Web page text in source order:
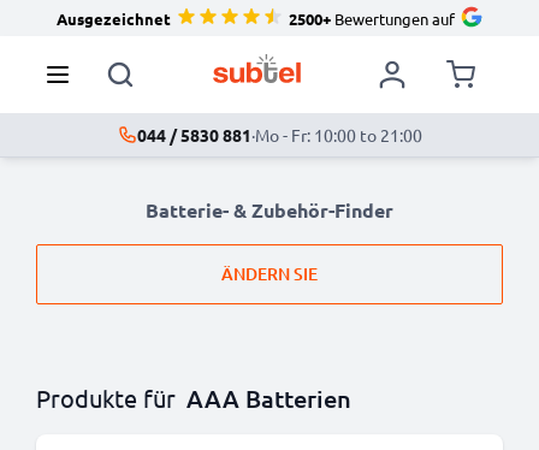
Ausgezeichnet 2500+Bewertungen auf
044 / 5830 881·Mo - Fr: 10:00 to 21:00
Batterie- & Zubehör-Finder
ÄNDERN SIE
Produkte für AAA Batterien